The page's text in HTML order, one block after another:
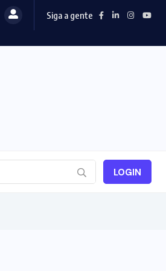
Siga a gente
LOGIN